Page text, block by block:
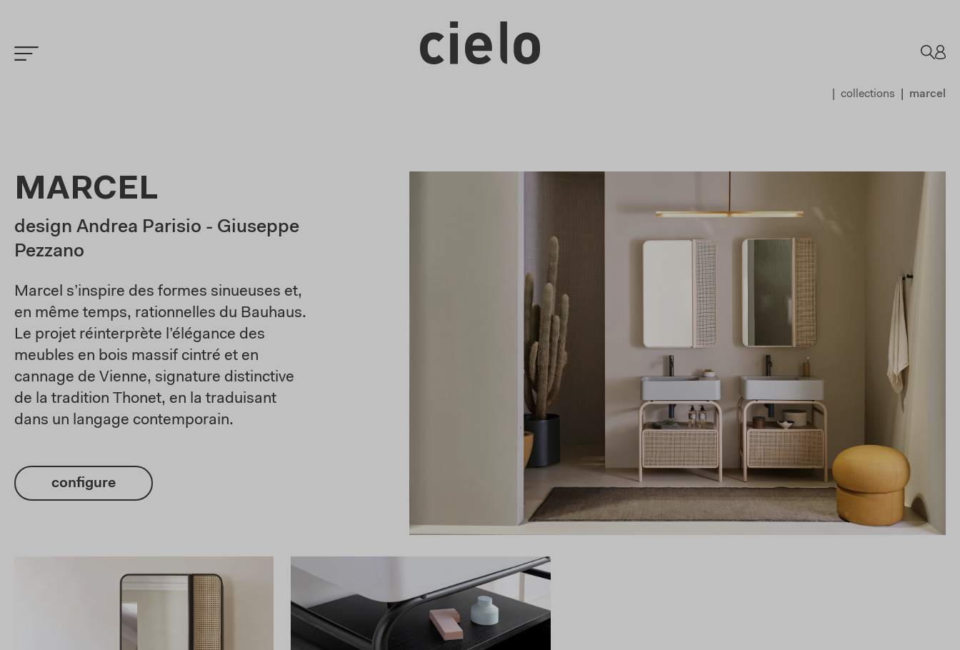
collections marcel
MARCEL
design Andrea Parisio - Giuseppe
Pezzano
Marcel s’inspire des formes sinueuses et,
en même temps, rationnelles du Bauhaus.
Le projet réinterprète l’élégance des
meubles en bois massif cintré et en
cannage de Vienne, signature distinctive
de la tradition Thonet, en la traduisant
dans un langage contemporain.
configure